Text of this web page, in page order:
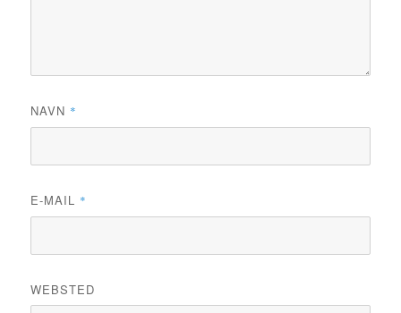
NAVN *
E-MAIL *
WEBSTED